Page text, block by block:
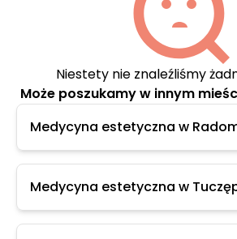
Niestety nie znaleźliśmy
Może poszukamy w innym
Medycyna estetyczna w
Medycyna estetyczna w